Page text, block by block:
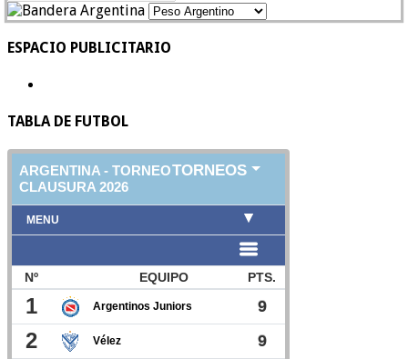
ESPACIO PUBLICITARIO
TABLA DE FUTBOL